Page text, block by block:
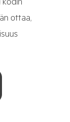
kodin
ottaa,